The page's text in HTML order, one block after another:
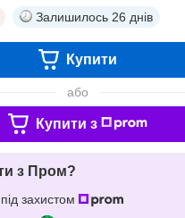
Залишилось 26 днів
Купити
або
Купити з
з Пром?
захистом